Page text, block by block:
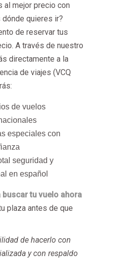
al mejor precio con
dónde quieres ir?
de reservar tus
A través de nuestro
directamente a la
de viajes (VCQ
de vuelos
especiales con
seguridad y
en español
buscar tu vuelo ahora
plaza antes de que
de hacerlo con
y con respaldo